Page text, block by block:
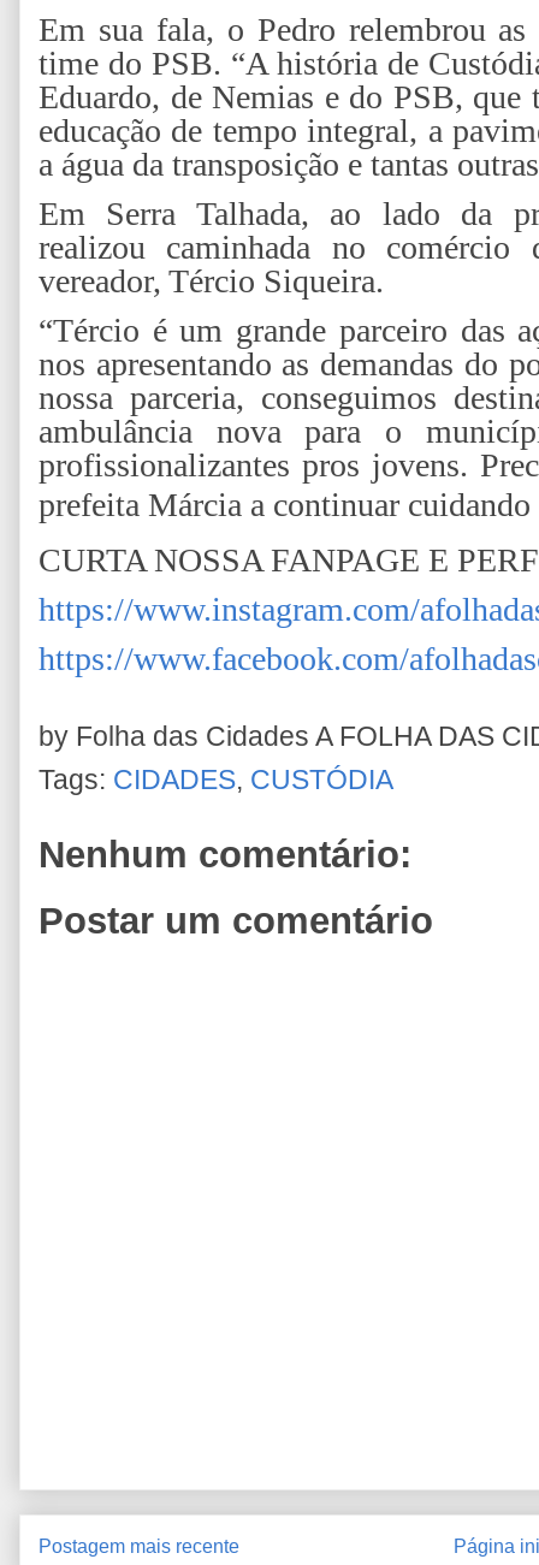
Em sua fala, o Pedro relembrou as
time do PSB. “A história de
Eduardo, de Nemias e do PSB,
educação de tempo integral, a
a água da transposição e tantas
Em Serra Talhada, ao lado da
realizou caminhada no
vereador, Tércio Siqueira.
“Tércio é um grande parceiro das
nos apresentando as demandas do
nossa parceria, conseguimos
ambulância nova para o
profissionalizantes pros jovens.
prefeita Márcia a continuar
CURTA NOSSA FANPAGE E
https://www.instagram.com/
https://www.facebook.com/
by Folha das Cidades A FOLHA DAS
Tags: CIDADES, CUSTÓDIA
Nenhum comentário:
Postar um comentário
Postagem mais recente Página